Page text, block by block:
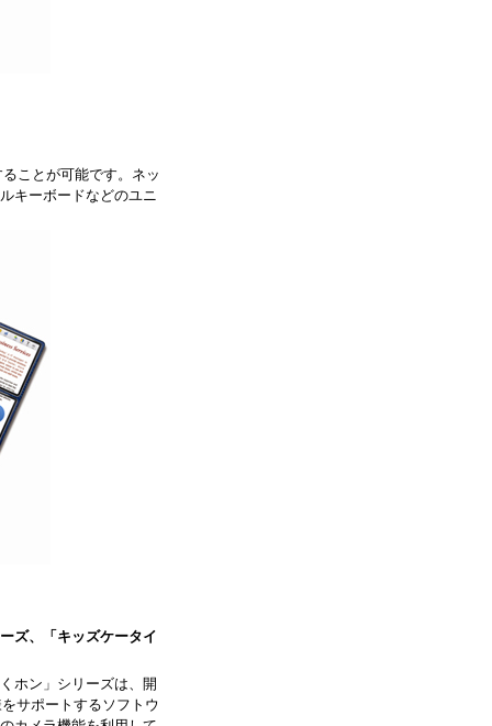
ことが可能です。ネッ
キーボードなどのユニ
ズ、「キッズケータイ
ホン」シリーズは、開
サポートするソフトウ